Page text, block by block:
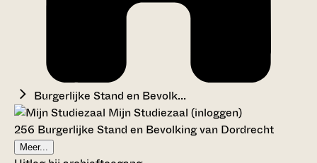
Burgerlijke Stand en Bevolk...
Mijn Studiezaal (inloggen)
256 Burgerlijke Stand en Bevolking van Dordrecht
Meer...